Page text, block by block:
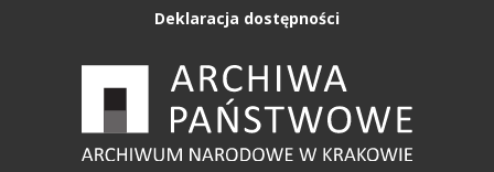
Deklaracja dostępności